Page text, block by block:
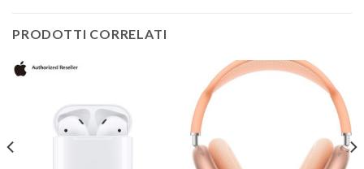
PRODOTTI CORRELATI